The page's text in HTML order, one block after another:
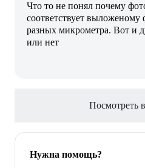
Что то не понял почему
соответствует выложеному
разных микрометра. Вот и
или нет
Посмотреть
Нужна помощь?